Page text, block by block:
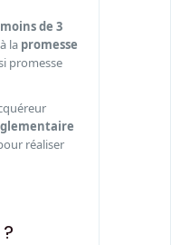
moins de 3
la promesse
promesse
réaliser